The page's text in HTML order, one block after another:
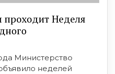
проходит Неделя
Министерство
неделей